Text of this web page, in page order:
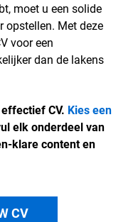
moet u een solide
opstellen. Met deze
voor een
dan de lakens
CV. Kies een
elk onderdeel van
klare content en
CV